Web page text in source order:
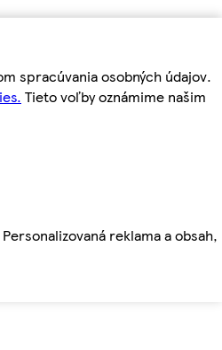
spracúvania osobných údajov.
Tieto voľby oznámime našim
reklama a obsah,